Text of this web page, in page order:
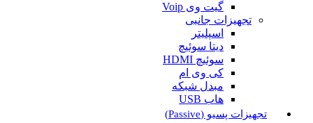
گیت وی Voip
تجهیزات جانبی
اسپلیتر
دیتا سوئیچ
سوئیچ HDMI
کی وی ام
مبدل شبکه
هاب USB
تجهیزات پسیو (Passive)